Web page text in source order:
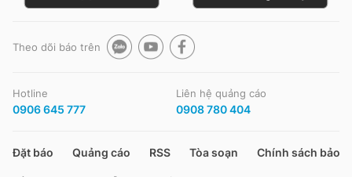
Theo dõi báo trên
Hotline
0906 645 777
Liên hệ quảng cáo
0908 780 404
Đặt báo Quảng cáo RSS Tòa soạn Chính sách bảo